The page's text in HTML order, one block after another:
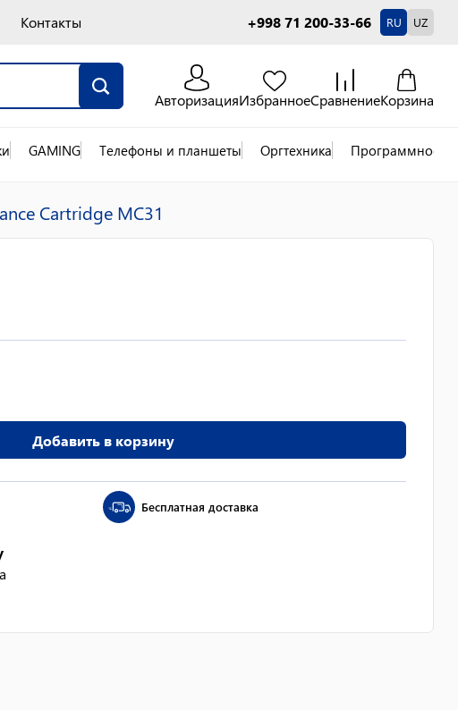
Контакты +998 71 200-33-66 RU UZ
АвторизацияИзбранноеСравнениеКорзина
GAMING Телефоны и планшеты Оргтехника Программное
Cartridge MC31
Добавить в корзину
Бесплатная доставка